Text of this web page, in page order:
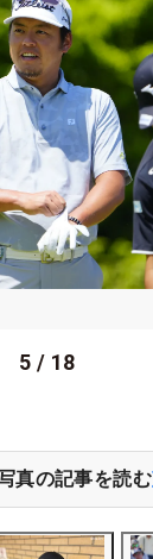
5 / 18
真の記事を読む